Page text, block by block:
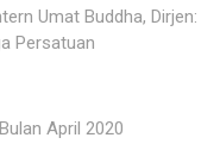
Umat Buddha, Dirjen:
Persatuan
April 2020